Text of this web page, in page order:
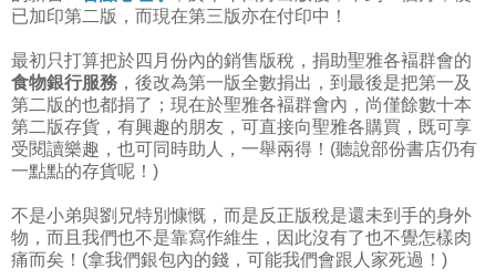
已加印第二版，而現在第三版亦在付印中！
最初只打算把於四月份內的銷售版稅，捐助聖雅各褔群會的
食物銀行服務 ，後改為第一版全數捐出，到最後是把第一及
第二版的也都捐了；現在於聖雅各褔群會內，尚僅餘數十本
第二版存貨，有興趣的朋友，可直接向聖雅各購買，既可享
受閱讀樂趣，也可同時助人，一舉兩得！(聽說部份書店仍有
一點點的存貨呢！)
不是小弟與劉兄特別慷慨，而是反正版稅是還未到手的身外
物，而且我們也不是靠寫作維生，因此沒有了也不覺怎樣肉
痛而矣！(拿我們銀包內的錢，可能我們會跟人家死過！)